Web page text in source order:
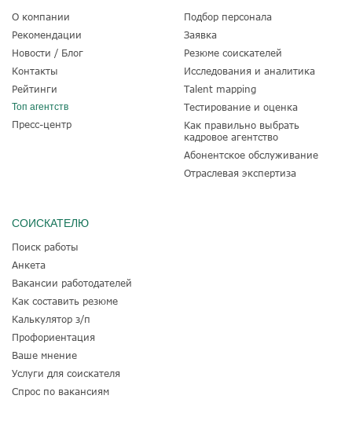
О компании
Рекомендации
Новости / Блог
Контакты
Рейтинги
Топ агентств
Пресс-центр
Подбор персонала
Заявка
Резюме соискателей
Исследования и аналитика
Talent mapping
Тестирование и оценка
Как правильно выбрать
кадровое агентство
Абонентское обслуживание
Отраслевая экспертиза
СОИСКАТЕЛЮ
Поиск работы
Анкета
Вакансии работодателей
Как составить резюме
Калькулятор з/п
Профориентация
Ваше мнение
Услуги для соискателя
Спрос по вакансиям